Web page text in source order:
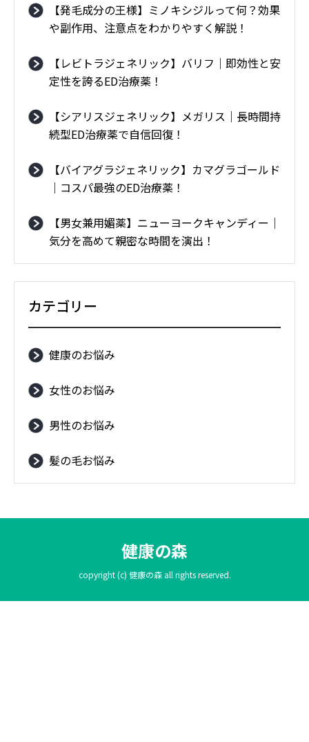
【発毛成分の王様】ミノキシジルって何？効果
や副作用、注意点をわかりやすく解説！
【レビトラジェネリック】バリフ｜即効性と安
定性を誇るED治療薬！
【シアリスジェネリック】メガリス｜長時間持
続型ED治療薬で自信回復！
【バイアグラジェネリック】カマグラゴールド
｜コスパ最強のED治療薬！
【男女兼用媚薬】ニューヨークキャンディー｜
気分を高めて親密な時間を演出！
カテゴリー
健康のお悩み
女性のお悩み
男性のお悩み
髪の毛お悩み
健康の森
copyright (c) 健康の森 all rights reserved.